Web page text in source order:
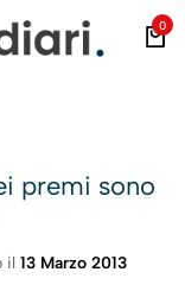
0
premi sono
il 13 Marzo 2013